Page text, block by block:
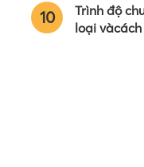
10
Trình độ
loại